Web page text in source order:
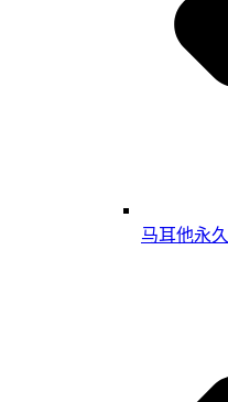
马耳他永